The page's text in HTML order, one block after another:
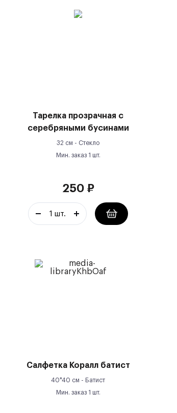
Тарелка прозрачная с
серебряными бусинами
32 см - Стекло
Мин. заказ 1 шт.
250₽
Салфетка Коралл батист
40*40 см - Батист
Мин. заказ 1 шт.